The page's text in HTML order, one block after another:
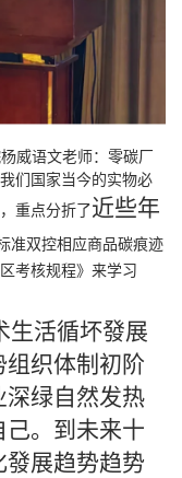
威语文老师：零碳厂
们国家当今的实物必
重点分折了近些年
准双控相应商品碳痕迹
考核规程》来学习
生活循坏發展
织体制初阶
深绿自然发热
。到未来十
展趋势趋势